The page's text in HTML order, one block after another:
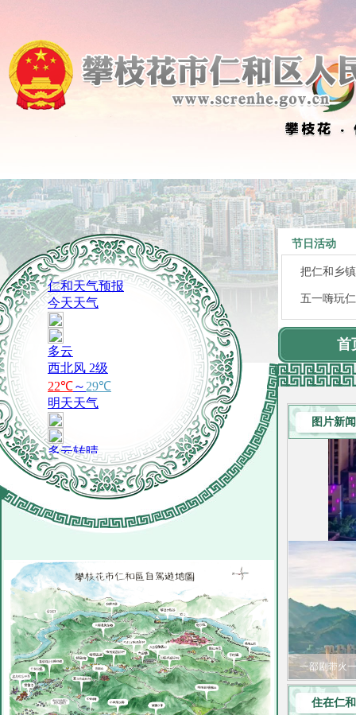
节日活动
以万千“红
“舞”力全
把仁和乡
欢歌不息
元宵夜，
春天第一
以万千“
“舞”力全
把仁和乡
首
图片新闻
一部剧带火
康养旅居，
住在仁和